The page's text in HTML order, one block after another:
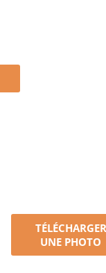
TÉLÉCHARGER
UNE PHOTO